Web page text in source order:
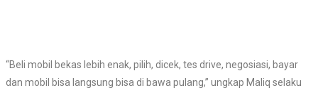
“Beli mobil bekas lebih enak, pilih, dicek, tes drive, negosiasi, bayar
dan mobil bisa langsung bisa di bawa pulang,” ungkap Maliq selaku